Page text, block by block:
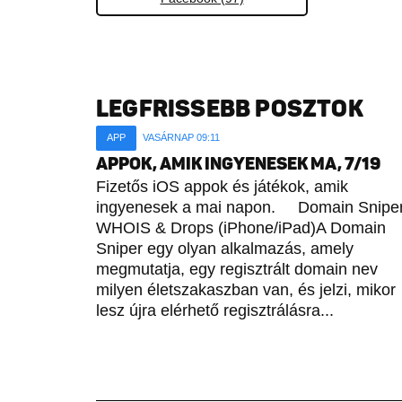
LEGFRISSEBB POSZTOK
APP VASÁRNAP 09:11
APPOK, AMIK INGYENESEK MA, 7/19
Fizetős iOS appok és játékok, amik
ingyenesek a mai napon. Domain
WHOIS & Drops (iPhone/iPad)A Domain
Sniper egy olyan alkalmazás, amely
megmutatja, egy regisztrált domain nev
milyen életszakaszban van, és jelzi, mikor
lesz újra elérhető regisztrálásra...